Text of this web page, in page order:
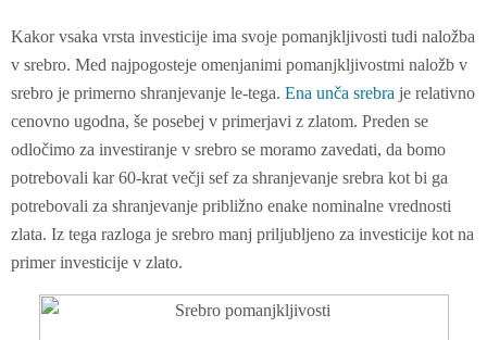
Kakor vsaka vrsta investicije ima svoje pomanjkljivosti tudi naložba
v srebro. Med najpogosteje omenjanimi pomanjkljivostmi naložb v
srebro je primerno shranjevanje le-tega. Ena unča srebra je relativno
cenovno ugodna, še posebej v primerjavi z zlatom. Preden se
odločimo za investiranje v srebro se moramo zavedati, da bomo
potrebovali kar 60-krat večji sef za shranjevanje srebra kot bi ga
potrebovali za shranjevanje približno enake nominalne vrednosti
zlata. Iz tega razloga je srebro manj priljubljeno za investicije kot na
primer investicije v zlato.